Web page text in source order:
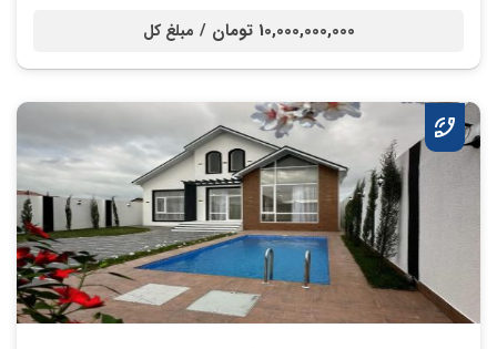
10,000,000,000 تومان / مبلغ کل